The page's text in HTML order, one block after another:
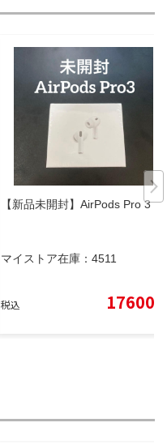
【新品未開封】AirPods Pro 3
マイストア在庫： 4511
税込 17600